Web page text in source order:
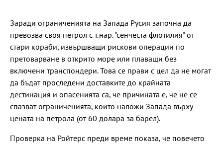
Заради ограниченията на Запада Русия започна да
превозва своя петрол с т.нар. "сенчеста флотилия" от
стари кораби, извършващи рискови операции по
претоварване в открито море или плаващи без
включени транспондери. Това се прави с цел да не могат
да бъдат проследени доставките до крайната
дестинация и опасенията са, че причината е, че не се
спазват ограниченията, които наложи Запада върху
цената на петрола (от 60 долара за барел).
Проверка на Ройтерс преди време показа, че повечето